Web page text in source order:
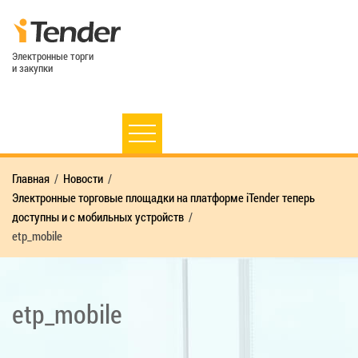
Электронные торги
и закупки
Главная
Новости
Электронные торговые площадки на платформе iTender теперь
доступны и с мобильных устройств
etp_mobile
etp_mobile